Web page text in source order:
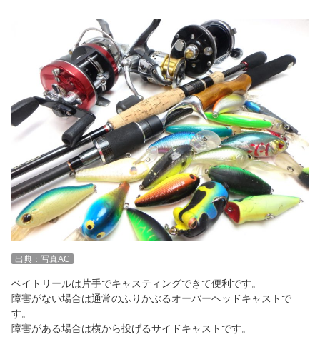
出典：写真AC
ベイトリールは片手でキャスティングできて便利です。
障害がない場合は通常のふりかぶるオーバーヘッドキャストで
す。
障害がある場合は横から投げるサイドキャストです。